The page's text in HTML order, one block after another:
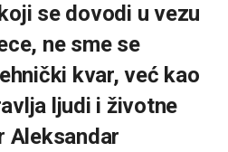
se dovodi u vezu
ne sme se
kvar, već kao
ljudi i životne
Aleksandar